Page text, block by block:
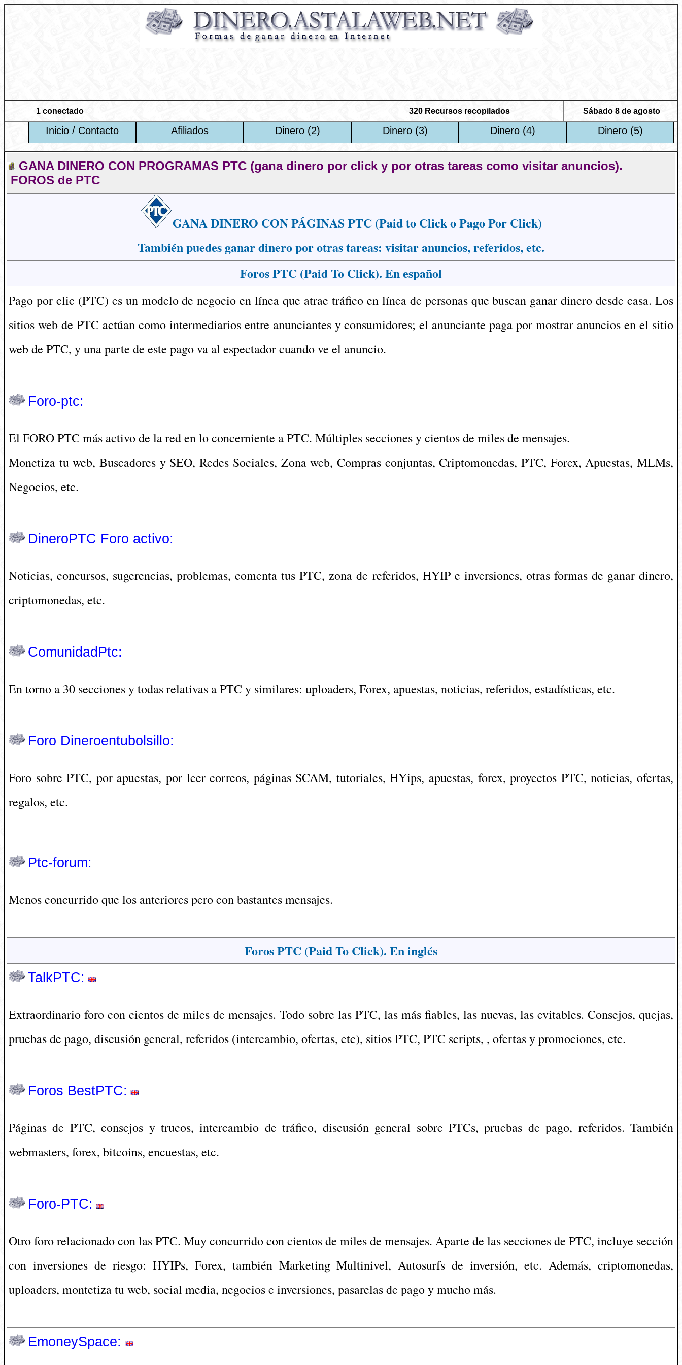
1 conectado 320 Recursos recopilados Sábado 8 de agosto
Inicio / Contacto Afiliados Dinero (2) Dinero (3) Dinero (4) Dinero (5)
GANA DINERO CON PROGRAMAS PTC (gana dinero por click y por otras tareas como visitar anuncios).
FOROS de PTC
GANA DINERO CON PÁGINAS PTC (Paid to Click o Pago Por Click)
También puedes ganar dinero por otras tareas: visitar anuncios, referidos, etc.
Foros PTC (Paid To Click). En español
Pago por clic (PTC) es un modelo de negocio en línea que atrae tráfico en línea de personas que buscan ganar dinero desde casa. Los
sitios web de PTC actúan como intermediarios entre anunciantes y consumidores; el anunciante paga por mostrar anuncios en el sitio
web de PTC, y una parte de este pago va al espectador cuando ve el anuncio.
Foro-ptc:
El FORO PTC más activo de la red en lo concerniente a PTC. Múltiples secciones y cientos de miles de mensajes.
Monetiza tu web, Buscadores y SEO, Redes Sociales, Zona web, Compras conjuntas, Criptomonedas, PTC, Forex, Apuestas, MLMs,
Negocios, etc.
DineroPTC Foro activo:
Noticias, concursos, sugerencias, problemas, comenta tus PTC, zona de referidos, HYIP e inversiones, otras formas de ganar dinero,
criptomonedas, etc.
ComunidadPtc:
En torno a 30 secciones y todas relativas a PTC y similares: uploaders, Forex, apuestas, noticias, referidos, estadísticas, etc.
Foro Dineroentubolsillo:
Foro sobre PTC, por apuestas, por leer correos, páginas SCAM, tutoriales, HYips, apuestas, forex, proyectos PTC, noticias, ofertas,
regalos, etc.
Ptc-forum:
Menos concurrido que los anteriores pero con bastantes mensajes.
Foros PTC (Paid To Click). En inglés
TalkPTC:
Extraordinario foro con cientos de miles de mensajes. Todo sobre las PTC, las más fiables, las nuevas, las evitables. Consejos, quejas,
pruebas de pago, discusión general, referidos (intercambio, ofertas, etc), sitios PTC, PTC scripts, , ofertas y promociones, etc.
Foros BestPTC:
Páginas de PTC, consejos y trucos, intercambio de tráfico, discusión general sobre PTCs, pruebas de pago, referidos. También
webmasters, forex, bitcoins, encuestas, etc.
Foro-PTC:
Otro foro relacionado con las PTC. Muy concurrido con cientos de miles de mensajes. Aparte de las secciones de PTC, incluye sección
con inversiones de riesgo: HYIPs, Forex, también Marketing Multinivel, Autosurfs de inversión, etc. Además, criptomonedas,
uploaders, montetiza tu web, social media, negocios e inversiones, pasarelas de pago y mucho más.
EmoneySpace: